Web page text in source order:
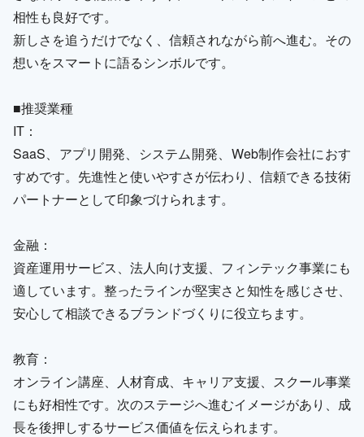
相性も良好です。
新しさを追うだけでなく、信頼されながら前へ進む。その
想いをスマートに語るシンボルです。
■推奨業種
IT：
SaaS、アプリ開発、システム開発、Web制作会社におす
すめです。先進性と使いやすさが伝わり、信頼できる技術
パートナーとして印象づけられます。
金融：
資産運用サービス、法人向け支援、フィンテック事業にも
適しています。整ったラインが堅実さと知性を感じさせ、
安心して相談できるブランドづくりに役立ちます。
教育：
オンライン講座、人材育成、キャリア支援、スクール事業
にも好相性です。次のステージへ進むイメージがあり、成
長を後押しするサービス価値を伝えられます。